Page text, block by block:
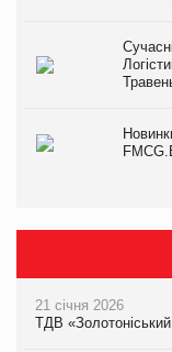
21 січня 2026
ТДВ